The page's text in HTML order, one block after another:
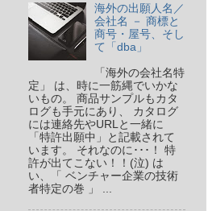
海外の出願人名／
会社名 － 商標と
商号・屋号、そし
て「dba」
「海外の会社名特
定」 は、時に一筋縄でいかな
いもの。 商品サンプルもカタ
ログも手元にあり、 カタログ
には連絡先やURLと一緒に
「特許出願中」と記載されて
います。 それなのに･･･！ 特
許が出てこない！！(泣) は
い、「 ベンチャー企業の技術
者特定の巻 」 ...